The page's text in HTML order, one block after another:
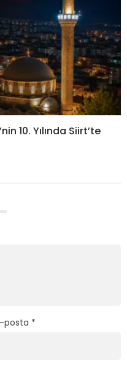
10. Yılında Siirt’te
posta *